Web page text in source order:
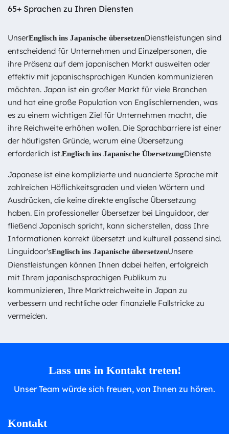
65+ Sprachen zu Ihren Diensten
UnserEnglisch ins Japanische übersetzenDienstleistungen sind
entscheidend für Unternehmen und Einzelpersonen, die
ihre Präsenz auf dem japanischen Markt ausweiten oder
effektiv mit japanischsprachigen Kunden kommunizieren
möchten. Japan ist ein großer Markt für viele Branchen
und hat eine große Population von Englischlernenden, was
es zu einem wichtigen Ziel für Unternehmen macht, die
ihre Reichweite erhöhen wollen. Die Sprachbarriere ist einer
der häufigsten Gründe, warum eine Übersetzung
erforderlich ist.Englisch ins Japanische ÜbersetzungDienste
Japanese ist eine komplizierte und nuancierte Sprache mit
zahlreichen Höflichkeitsgraden und vielen Wörtern und
Ausdrücken, die keine direkte englische Übersetzung
haben. Ein professioneller Übersetzer bei Linguidoor, der
fließend Japanisch spricht, kann sicherstellen, dass Ihre
Informationen korrekt übersetzt und kulturell passend sind.
Linguidoor'sEnglisch ins Japanische übersetzenUnsere
Dienstleistungen können Ihnen dabei helfen, erfolgreich
mit Ihrem japanischsprachigen Publikum zu
kommunizieren, Ihre Marktreichweite in Japan zu
verbessern und rechtliche oder finanzielle Fallstricke zu
vermeiden.
Lass uns in Kontakt treten!
Unser Team würde sich freuen, von Ihnen zu hören.
Kontakt